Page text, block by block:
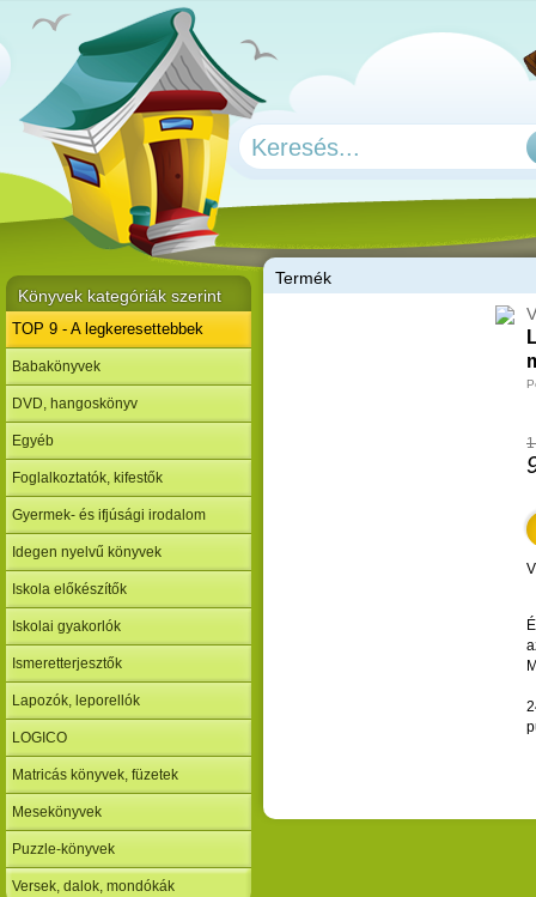
Termék
Könyvek kategóriák szerint
TOP 9 - A legkeresettebbek
Babakönyvek
DVD, hangoskönyv
Egyéb
Foglalkoztatók, kifestők
Gyermek- és ifjúsági irodalom
Idegen nyelvű könyvek
Iskola előkészítők
Iskolai gyakorlók
Ismeretterjesztők
Lapozók, leporellók
LOGICO
Matricás könyvek, füzetek
Mesekönyvek
Puzzle-könyvek
Versek, dalok, mondókák